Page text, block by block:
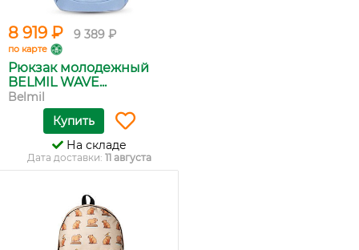
8 919 ₽ 9 389 ₽
по карте
Рюкзак молодежный
BELMIL WAVE...
Belmil
Купить
На складе
Дата доставки: 11 августа